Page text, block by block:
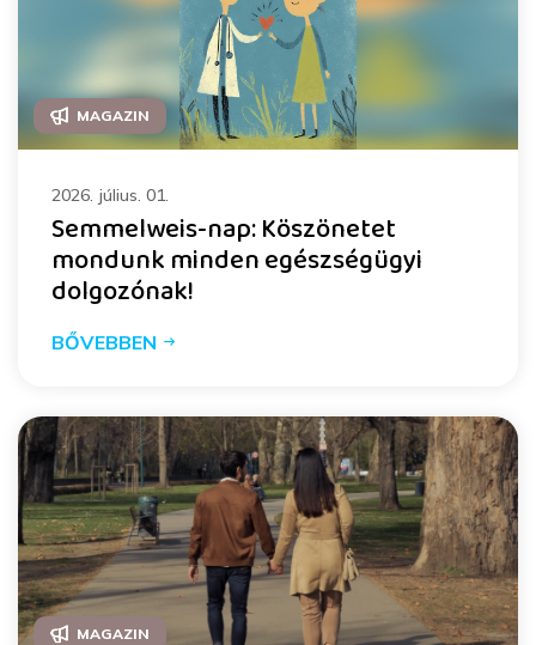
MAGAZIN
2026. július. 01.
Semmelweis-nap: Köszönetet
mondunk minden egészségügyi
dolgozónak!
BŐVEBBEN
MAGAZIN